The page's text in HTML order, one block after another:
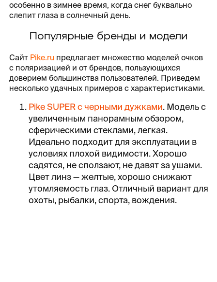
особенно в зимнее время, когда снег буквально
слепит глаза в солнечный день.
Популярные бренды и модели
Сайт Pike.ru предлагает множество моделей очков
с поляризацией и от брендов, пользующихся
доверием большинства пользователей. Приведем
несколько удачных примеров с характеристиками.
Pike SUPER с черными дужками. Модель с
увеличенным панорамным обзором,
сферическими стеклами, легкая.
Идеально подходит для эксплуатации в
условиях плохой видимости. Хорошо
садятся, не сползают, не давят за ушами.
Цвет линз — желтые, хорошо снижают
утомляемость глаз. Отличный вариант для
охоты, рыбалки, спорта, вождения.